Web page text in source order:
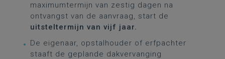
maximumtermijn van zestig dagen na
ontvangst van de aanvraag, start de
uitsteltermijn van vijf jaar.
De eigenaar, opstalhouder of erfpachter
staaft de geplande dakvervanging